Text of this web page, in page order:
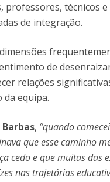
professores, técnicos
de integração.
de
relações
da equipa.
, “quando
que esse caminho
cedo e que muitas
nas trajetórias